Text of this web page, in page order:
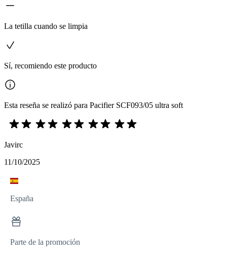
La tetilla cuando se limpia
Sí, recomiendo este producto
Esta reseña se realizó para Pacifier SCF093/05 ultra soft
Javirc
11/10/2025
España
Parte de la promoción